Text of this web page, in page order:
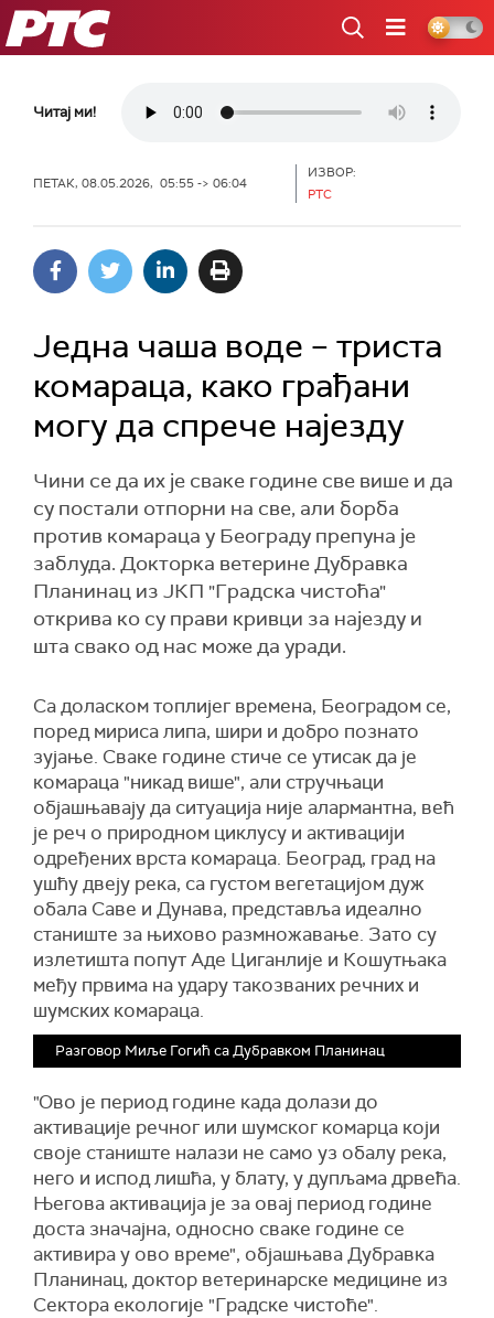
РТС
Читај ми!
ПЕТАК, 08.05.2026, 05:55 -> 06:04
ИЗВОР:
РТС
Једна чаша воде – триста
комараца, како грађани
могу да спрече најезду
Чини се да их је сваке године све више и да
су постали отпорни на све, али борба
против комараца у Београду препуна је
заблуда. Докторка ветерине Дубравка
Планинац из ЈКП "Градска чистоћа"
открива ко су прави кривци за најезду и
шта свако од нас може да уради.
Са доласком топлијег времена, Београдом се,
поред мириса липа, шири и добро познато
зујање. Сваке године стиче се утисак да је
комараца "никад више", али стручњаци
објашњавају да ситуација није алармантна, већ
је реч о природном циклусу и активацији
одређених врста комараца. Београд, град на
ушћу двеју река, са густом вегетацијом дуж
обала Саве и Дунава, представља идеално
станиште за њихово размножавање. Зато су
излетишта попут Аде Циганлије и Кошутњака
међу првима на удару такозваних речних и
шумских комараца.
Разговор Миље Гогић са Дубравком Планинац
"Ово је период године када долази до
активације речног или шумског комарца који
своје станиште налази не само уз обалу река,
него и испод лишћа, у блату, у дупљама дрвећа.
Његова активација је за овај период године
доста значајна, односно сваке године се
активира у ово време", објашњава Дубравка
Планинац, доктор ветеринарске медицине из
Сектора екологије "Градске чистоће".